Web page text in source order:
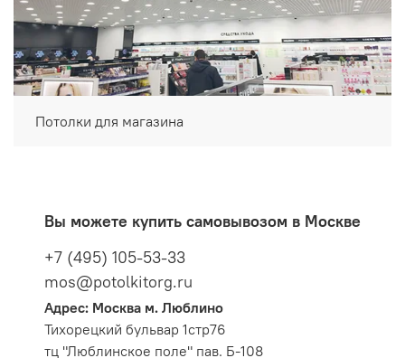
Потолки для магазина
Вы можете купить самовывозом в Москве
+7 (495) 105-53-33
mos@potolkitorg.ru
Адрес: Москва м. Люблино
Тихорецкий бульвар 1стр76
тц "Люблинское поле" пав. Б-108